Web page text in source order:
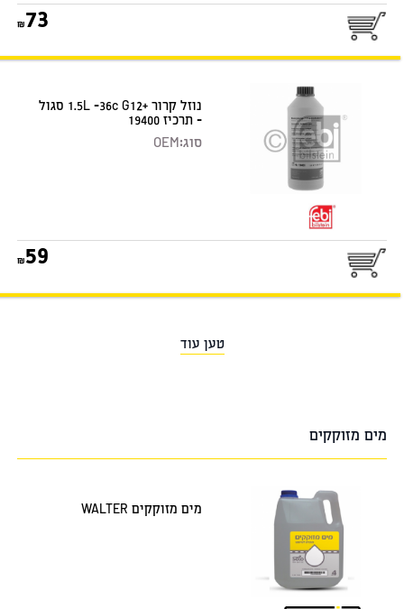
73
נוזל קרור +1.5L -36c G12 סגול
- תרכיז 19400
סוג:OEM
59
טען עוד
מים מזוקקים
מים מזוקקים WALTER